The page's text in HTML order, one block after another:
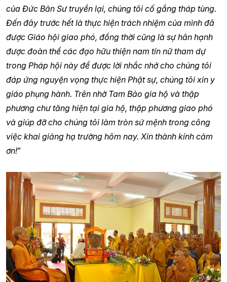
của Đức Bản Sư truyền lại, chúng tôi cố gắng tháp tùng.
Đến đây trước hết là thực hiện trách nhiệm của mình đã
được Giáo hội giao phó, đồng thời cũng là sự hân hạnh
được đoàn thể các đạo hữu thiện nam tín nữ tham dự
trong Pháp hội này để được lời nhắc nhở cho chúng tôi
đáp ứng nguyện vọng thực hiện Phật sự, chúng tôi xin y
giáo phụng hành. Trên nhờ Tam Bảo gia hộ và thập
phương chư tăng hiện tại gia hộ, thập phương giao phó
và giúp đỡ cho chúng tôi làm tròn sứ mệnh trong công
việc khai giảng hạ trường hôm nay. Xin thành kính cảm
ơn!”